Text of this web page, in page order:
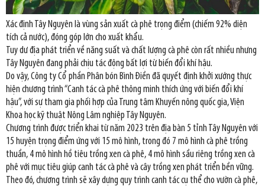
Xác định Tây Nguyên là vùng sản xuất cà phê trọng điểm (chiếm 92% diện
tích cả nước), đóng góp lớn cho xuất khẩu.
Tuy dư địa phát triển về năng suất và chất lượng cà phê còn rất nhiều nhưng
Tây Nguyên đang phải chịu tác động bất lợi từ biến đổi khí hậu.
Do vậy, Công ty Cổ phần Phân bón Bình Điền đã quyết định khởi xướng thực
hiện chương trình “Canh tác cà phê thông minh thích ứng với biến đổi khí
hậu”, với sự tham gia phối hợp của Trung tâm Khuyến nông quốc gia, Viện
Khoa học kỹ thuật Nông Lâm nghiệp Tây Nguyên.
Chương trình được triển khai từ năm 2023 trên địa bàn 5 tỉnh Tây Nguyên với
15 huyện trọng điểm ứng với 15 mô hình, trong đó 7 mô hình cà phê trồng
thuần, 4 mô hình hồ tiêu trồng xen cà phê, 4 mô hình sầu riêng trồng xen cà
phê với mục tiêu giúp canh tác cà phê và cây trồng xen phát triển bền vững.
Theo đó, chương trình sẽ xây dựng quy trình canh tác cụ thể cho vườn cà phê,